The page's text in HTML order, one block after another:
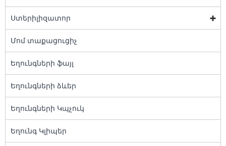
Ստերիլիզատոր
Մոմ տաքացուցիչ
Եղունգների ֆայլ
Եղունգների ձևեր
Եղունգների Կպչուկ
Եղունգ Կլիպեր